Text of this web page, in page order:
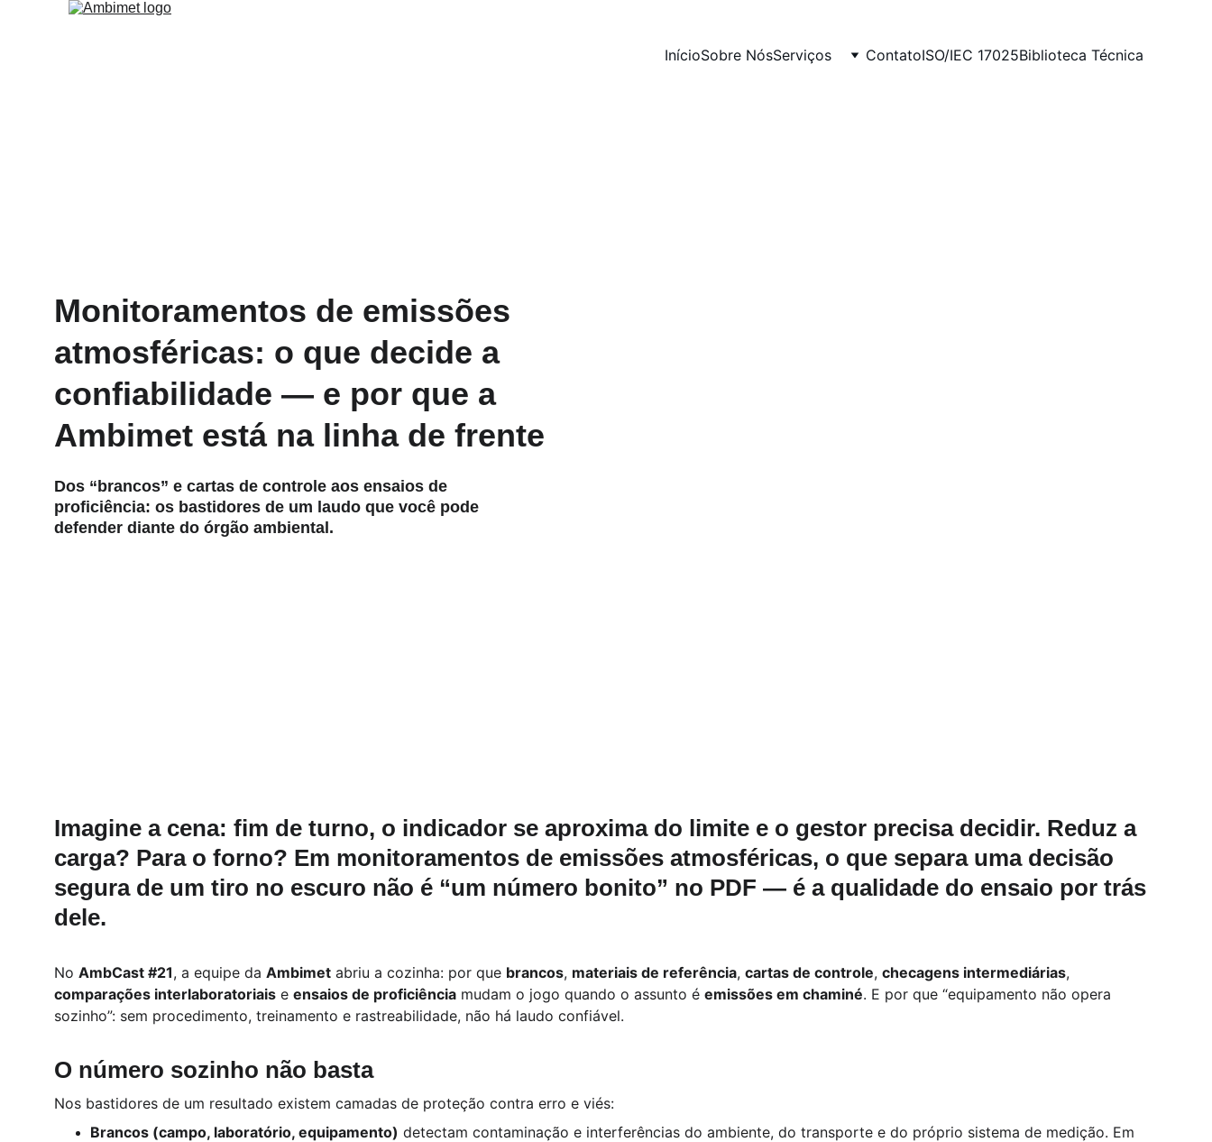
InícioSobre NósServiços ContatoISO/IEC 17025Biblioteca Técnica
Monitoramentos de emissões
atmosféricas: o que decide a
confiabilidade — e por que a
Ambimet está na linha de frente
Dos “brancos” e cartas de controle aos ensaios de
proficiência: os bastidores de um laudo que você pode
defender diante do órgão ambiental.
Imagine a cena: fim de turno, o indicador se aproxima do limite e o gestor precisa decidir. Reduz a
carga? Para o forno? Em monitoramentos de emissões atmosféricas, o que separa uma decisão
segura de um tiro no escuro não é “um número bonito” no PDF — é a qualidade do ensaio por trás
dele.
No AmbCast #21, a equipe da Ambimet abriu a cozinha: por que brancos, materiais de referência, cartas de controle, checagens intermediárias,
comparações interlaboratoriais e ensaios de proficiência mudam o jogo quando o assunto é emissões em chaminé. E por que “equipamento não opera
sozinho”: sem procedimento, treinamento e rastreabilidade, não há laudo confiável.
O número sozinho não basta
Nos bastidores de um resultado existem camadas de proteção contra erro e viés:
Brancos (campo, laboratório, equipamento) detectam contaminação e interferências do ambiente, do transporte e do próprio sistema de medição. Em